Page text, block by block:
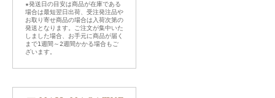
★発送日の目安は商品が在庫である
場合は最短翌日出荷、受注発注品や
お取り寄せ商品の場合は入荷次第の
発送となります。ご注文が集中いた
しました場合、お手元に商品が届く
まで1週間～2週間かかる場合もご
ざいます。